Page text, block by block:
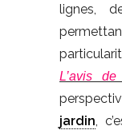
lignes,
L’avis
jardin ,